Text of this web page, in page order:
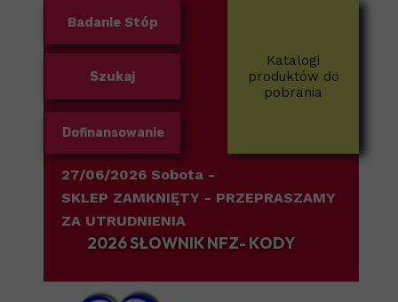
27/06/2026 Sobota -
SKLEP ZAMKNIĘTY - PRZEPRASZAMY
ZA UTRUDNIENIA
Katalogi
produktów do
pobrania
2026 SŁOWNIK NFZ- KODY
Badanie Stóp
Szukaj
Dofinansowanie